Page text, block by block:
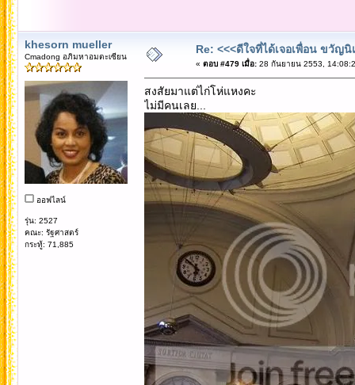
khesorn mueller
Cmadong อภิมหาอมตะเซียน
ออฟไลน์
รุ่น: 2527
คณะ: รัฐศาสตร์
กระทู้: 71,885
Re: <<<ดีใจที่ได้เจอเพื่อน ขวัญนิ
« ตอบ #479 เมื่อ:28 กันยายน 2553,
สงสัยมาแต่ไก่โห่แหงคะ
ไม่มีคนเลย...